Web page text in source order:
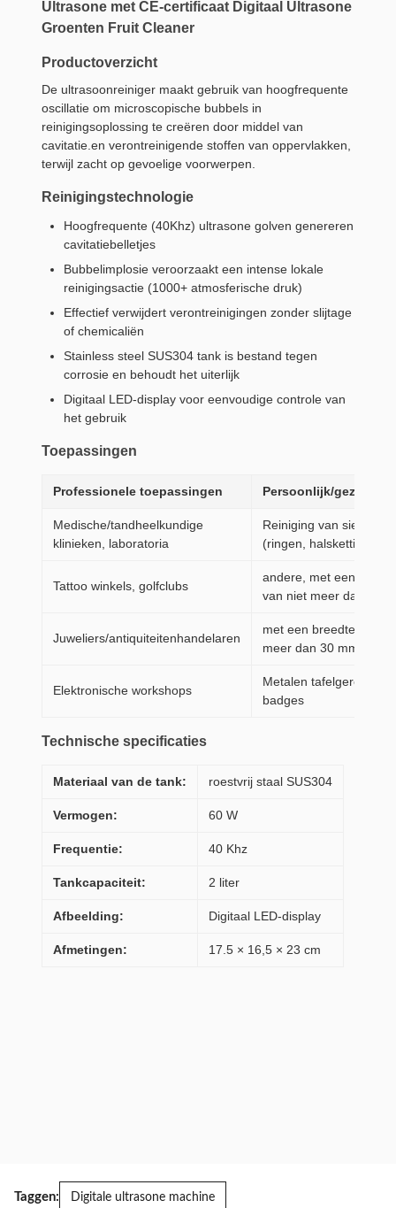
Ultrasone met CE-certificaat Digitaal Ultrasone
Groenten Fruit Cleaner
Productoverzicht
De ultrasoonreiniger maakt gebruik van hoogfrequente
oscillatie om microscopische bubbels in
reinigingsoplossing te creëren door middel van
cavitatie.en verontreinigende stoffen van oppervlakken,
terwijl zacht op gevoelige voorwerpen.
Reinigingstechnologie
Hoogfrequente (40Khz) ultrasone golven genereren
cavitatiebelletjes
Bubbelimplosie veroorzaakt een intense lokale
reinigingsactie (1000+ atmosferische druk)
Effectief verwijdert verontreinigingen zonder slijtage
of chemicaliën
Stainless steel SUS304 tank is bestand tegen
corrosie en behoudt het uiterlijk
Digitaal LED-display voor eenvoudige controle van
het gebruik
Toepassingen
Professionele toepassingen Persoonlijk/
Medische/tandheelkundige
klinieken, laboratoria
Reiniging van sieraden
(ringen, halskettingen)
Tattoo winkels, golfclubs
andere, met een
van niet meer dan 50
Juweliers/antiquiteitenhandelaren
met een breedte van
meer dan 30 mm
Elektronische workshops
Metalen tafelgerei,
badges
Technische specificaties
Materiaal van de tank: roestvrij staal SUS304
Vermogen: 60 W
Frequentie: 40 Khz
Tankcapaciteit: 2 liter
Afbeelding: Digitaal LED-display
Afmetingen: 17.5 × 16,5 × 23 cm
Taggen: Digitale ultrasone machine